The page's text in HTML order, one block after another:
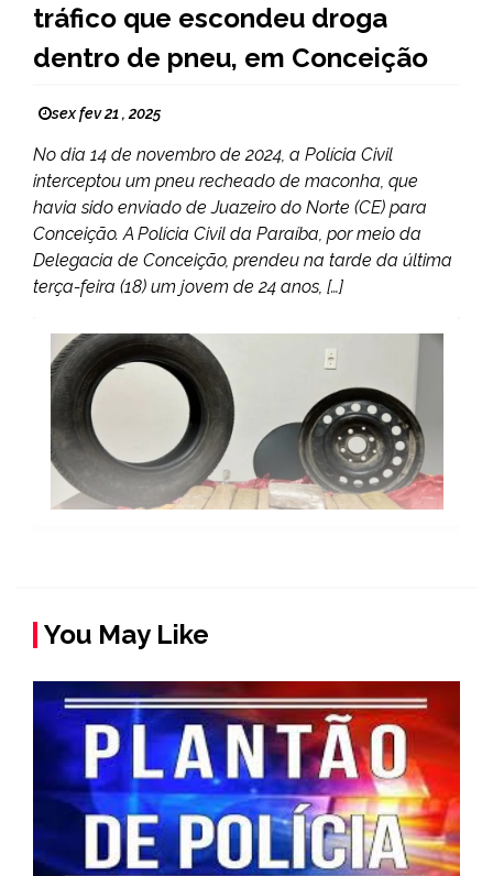
tráfico que escondeu droga
dentro de pneu, em Conceição
sex fev 21 , 2025
No dia 14 de novembro de 2024, a Polícia Civil
interceptou um pneu recheado de maconha, que
havia sido enviado de Juazeiro do Norte (CE) para
Conceição. A Polícia Civil da Paraíba, por meio da
Delegacia de Conceição, prendeu na tarde da última
terça-feira (18) um jovem de 24 anos, […]
You May Like